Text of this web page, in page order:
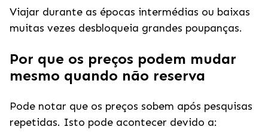
Viajar durante as épocas intermédias ou baixas
muitas vezes desbloqueia grandes poupanças.
Por que os preços podem mudar
mesmo quando não reserva
Pode notar que os preços sobem após pesquisas
repetidas. Isto pode acontecer devido a: